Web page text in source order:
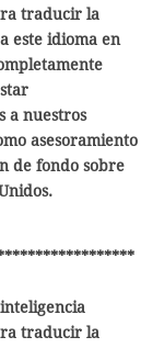
traducir la
este idioma en
a nuestros
asesoramiento
de fondo sobre
traducir la